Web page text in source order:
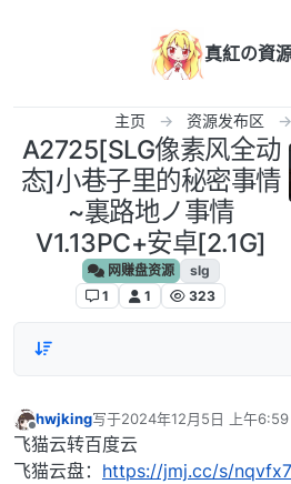
真紅の資
主页 资源发布区
A2725[SLG像素风全动
态]小巷子里的秘密事情
~裏路地ノ事情
V1.13PC+安卓[2.1G]
网赚盘资源
slg
1
1 323
离线
hwjking写于2024年12月5日 上午6:59
最后由 编辑
飞猫云转百度云
飞猫云盘： https://jmj.cc/s/nqvfx7